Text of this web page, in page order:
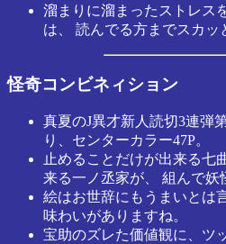
溜まりに溜まったストレス
は、 読んでる方までスカッ
怪奇コンビネィション
真夏のJ異才新人読切3連弾
り、センターカラー47P。
止めることだけが出来る七
来る一ノ丞家が、 組んで妖
絵はお世辞にもうまいとは
味わいがありますね。
宝助のズレた価値観に、ツ